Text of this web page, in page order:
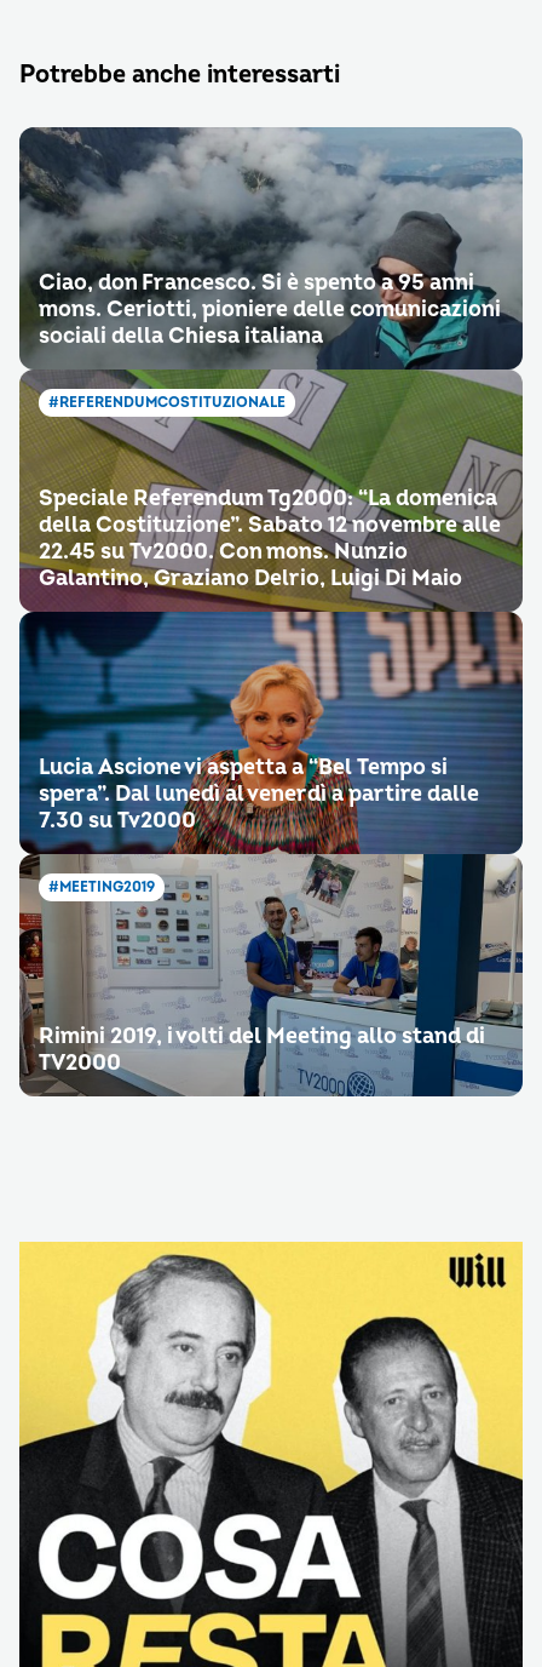
Potrebbe anche interessarti
Ciao, don Francesco. Si è spento a 95 anni
mons. Ceriotti, pioniere delle comunicazioni
sociali della Chiesa italiana
#REFERENDUMCOSTITUZIONALE
Speciale Referendum Tg2000: “La domenica
della Costituzione”. Sabato 12 novembre alle
22.45 su Tv2000. Con mons. Nunzio
Galantino, Graziano Delrio, Luigi Di Maio
Lucia Ascione vi aspetta a “Bel Tempo si
spera”. Dal lunedì al venerdì a partire dalle
7.30 su Tv2000
#MEETING2019
Rimini 2019, i volti del Meeting allo stand di
TV2000